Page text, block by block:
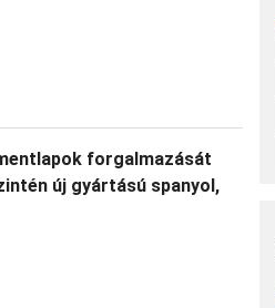
forgalmazását
új gyártású spanyol,